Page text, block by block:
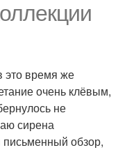
это время же
очень клёвым,
не
сирена
письменный обзор,